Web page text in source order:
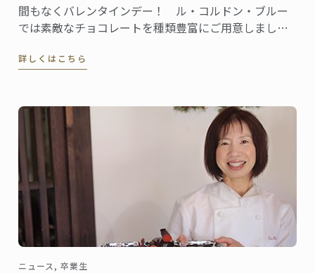
間もなくバレンタインデー！ ル・コルドン・ブルー
では素敵なチョコレートを種類豊富にご用意しまし
ートの販促イベントが行われ、東京校・神戸校のシェ
詳しくはこちら
ニュース, 卒業生